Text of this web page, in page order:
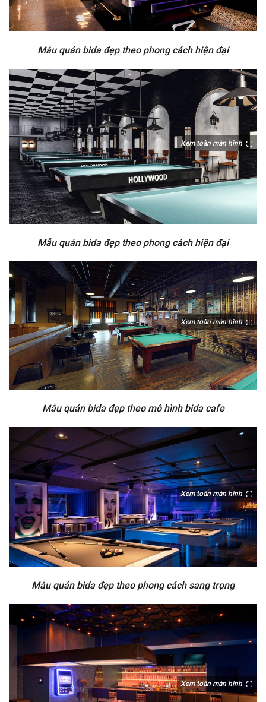
Mẫu quán bida đẹp theo phong cách hiện đại
Xem toàn màn hình
Mẫu quán bida đẹp theo phong cách hiện đại
Xem toàn màn hình
Mẫu quán bida đẹp theo mô hình bida cafe
Xem toàn màn hình
Mẫu quán bida đẹp theo phong cách sang trọng
Xem toàn màn hình